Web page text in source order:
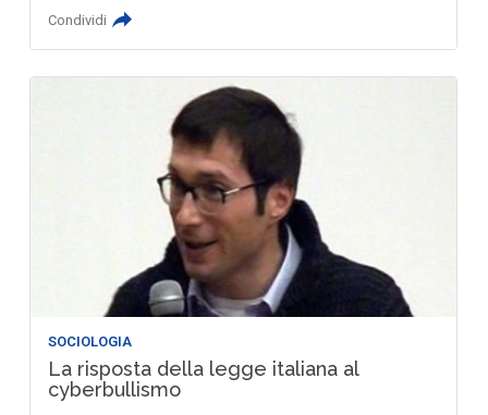
Condividi
SOCIOLOGIA
La risposta della legge italiana al
cyberbullismo